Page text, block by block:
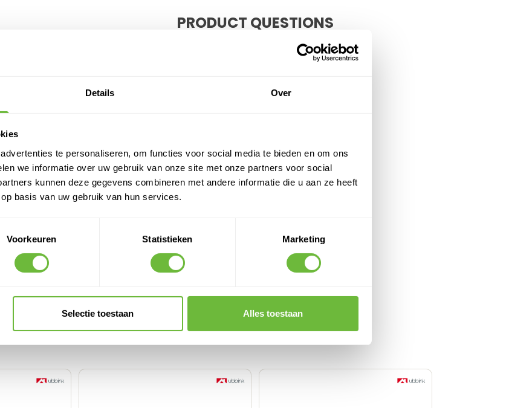
Details Over
te personaliseren, om functies voor social media te bieden en om ons
we informatie over uw gebruik van onze site met onze partners voor social
kunnen deze gegevens combineren met andere informatie die u aan ze heeft
basis van uw gebruik van hun services.
Voorkeuren Statistieken Marketing
Selectie toestaan Alles toestaan
PRODUCT QUESTIONS
te verzekeren.
voor de eerste
functionele oplossing
langdurige